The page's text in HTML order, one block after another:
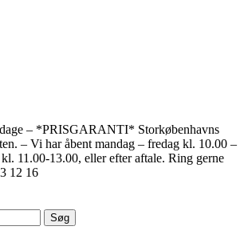
– *PRISGARANTI* Storkøbenhavns
– Vi har åbent mandag – fredag kl. 10.00 –
11.00-13.00, eller efter aftale. Ring gerne
12 16